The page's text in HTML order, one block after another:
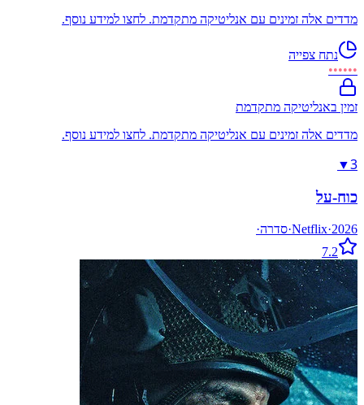
מדדים אלה זמינים עם אנליטיקה מתקדמת. לחצו למידע נוסף.
נתח צפייה
••••••
זמין באנליטיקה מתקדמת
מדדים אלה זמינים עם אנליטיקה מתקדמת. לחצו למידע נוסף.
3
▼
כוח-על
2026
·
Netflix
·סדרה·
7.2